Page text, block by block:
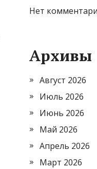
Нет
Архивы
Август 2026
Июль 2026
Июнь 2026
Май 2026
Апрель 2026
Март 2026